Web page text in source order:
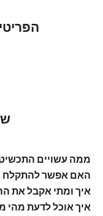
ממה עשויים
האם אפשר להתקלח
איך ומתי אקבל את
איך אוכל לדעת מהי